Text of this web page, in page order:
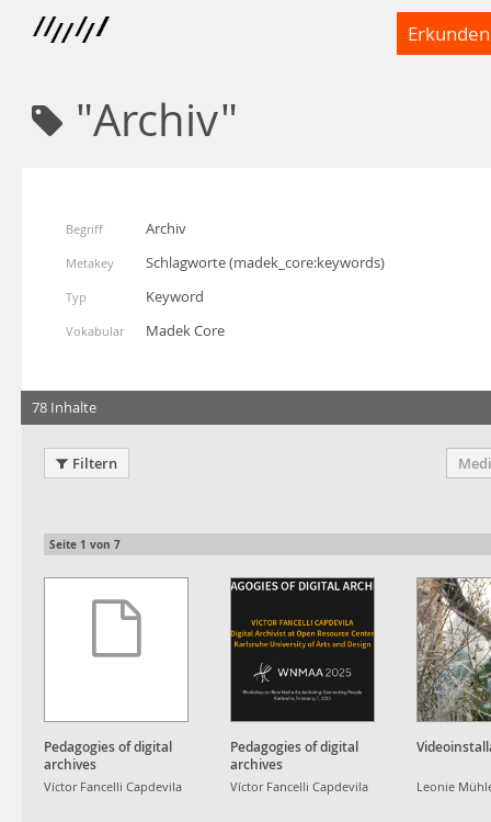
Erkunden
"Archiv"
Begriff Archiv
Metakey Schlagworte(madek_core:keywords)
Typ Keyword
Vokabular Madek Core
78 Inhalte
Filtern
Seite 1 von 7
Pedagogies of digital
archives
Víctor Fancelli Capdevila
Pedagogies of digital
archives
Víctor Fancelli Capdevila Leonie